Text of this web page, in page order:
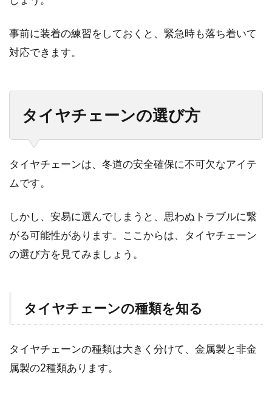
事前に装着の練習をしておくと、緊急時も落ち着いて
対応できます。
タイヤチェーンの選び方
タイヤチェーンは、冬道の安全確保に不可欠なアイテ
ムです。
しかし、安易に選んでしまうと、思わぬトラブルに繋
がる可能性があります。ここからは、タイヤチェーン
の選び方を見てみましょう。
タイヤチェーンの種類を知る
タイヤチェーンの種類は大きく分けて、金属製と非金
属製の2種類あります。